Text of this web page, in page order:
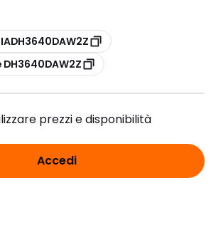
prezzi e disponibilità
Accedi